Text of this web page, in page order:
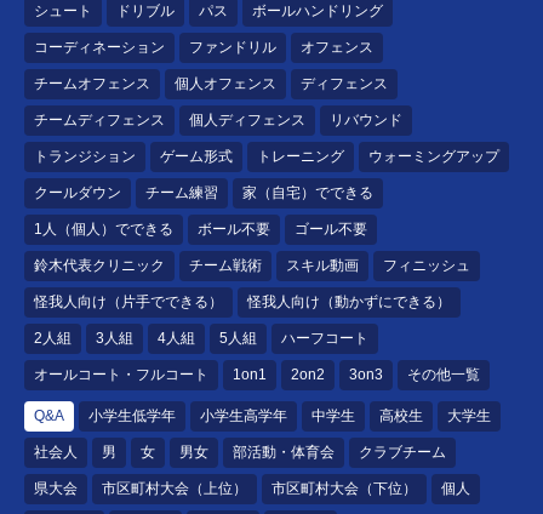
シュート ドリブル パス ボールハンドリング
コーディネーション ファンドリル オフェンス
チームオフェンス 個人オフェンス ディフェンス
チームディフェンス 個人ディフェンス リバウンド
トランジション ゲーム形式 トレーニング ウォーミングアップ
クールダウン チーム練習 家（自宅）でできる
1人（個人）でできる ボール不要 ゴール不要
鈴木代表クリニック チーム戦術 スキル動画 フィニッシュ
怪我人向け（片手でできる） 怪我人向け（動かずにできる）
2人組 3人組 4人組 5人組 ハーフコート
オールコート・フルコート 1on1 2on2 3on3 その他一覧
Q&A 小学生低学年 小学生高学年 中学生 高校生 大学生
社会人 男 女 男女 部活動・体育会 クラブチーム
県大会 市区町村大会（上位） 市区町村大会（下位） 個人